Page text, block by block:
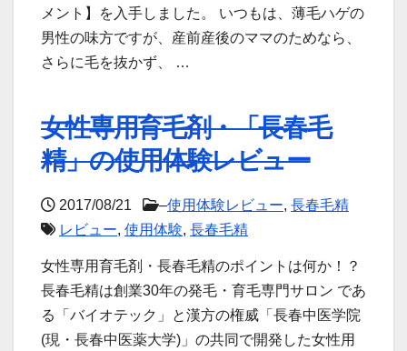
メント】を入手しました。 いつもは、薄毛ハゲの
男性の味方ですが、産前産後のママのためなら、
さらに毛を抜かず、 …
女性専用育毛剤・「長春毛
精」の使用体験レビュー
2017/08/21 –使用体験レビュー, 長春毛精
レビュー, 使用体験, 長春毛精
女性専用育毛剤・長春毛精のポイントは何か！？
長春毛精は創業30年の発毛・育毛専門サロン であ
る「バイオテック」と漢方の権威「長春中医学院
(現・長春中医薬大学)」の共同で開発した女性用